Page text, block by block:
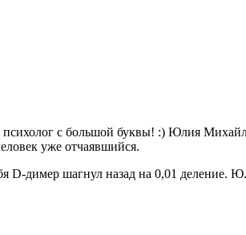
с большой буквы! :) Юлия
уже отчаявшийся.
димер шагнул назад на 0,01 деление.